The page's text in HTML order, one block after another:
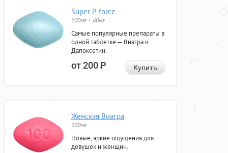
Super P-force
100мг + 60мг
Самые популярные препараты в
одной таблетке — Виагра и
Дапоксетин.
от 200Р Купить
Женская Виагра
100мг
Новые, яркие ощущения для
девушек и женщин.